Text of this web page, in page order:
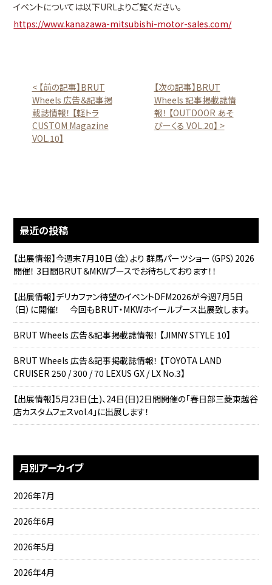
イベントについては以下URLよりご覧ください。
https://www.kanazawa-mitsubishi-motor-sales.com/
< 【前の記事】BRUT
Wheels 広告＆記事掲
載誌情報！ 【軽トラ
CUSTOM Magazine
VOL.10】
【次の記事】BRUT
Wheels 記事掲載誌情
報！ 【OUTDOOR あそ
びーくる VOL.20】 >
最近の投稿
【出展情報】今週末7月10日（金）より 群馬パーツショー（GPS）2026
開催！ 3日間BRUT＆MKWブースでお待ちしております！！
【出展情報】デリカファン待望のイベントDFM2026が今週7月5日
（日）に開催！ 今回もBRUT・MKWホイールブース出展致します。
BRUT Wheels 広告＆記事掲載誌情報！ 【JIMNY STYLE 10】
BRUT Wheels 広告＆記事掲載誌情報！ 【TOYOTA LAND
CRUISER 250 / 300 / 70 LEXUS GX / LX No.3】
【出展情報】5月23日(土)、24日(日)2日間開催の「春日部三菱東越谷
店カスタムフェスvol.4」に出展します！
月別アーカイブ
2026年7月
2026年6月
2026年5月
2026年4月